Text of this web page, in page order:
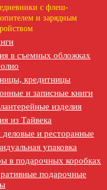
с флеш-
и зарядным
в съемных обложках
кредитницы
и записные книги
изделия
из Тайвека
и ресторанные
упаковка
в подарочных коробках
подарочные